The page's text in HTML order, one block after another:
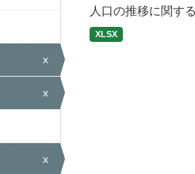
x
x
x
人口の推移に関す
XLSX